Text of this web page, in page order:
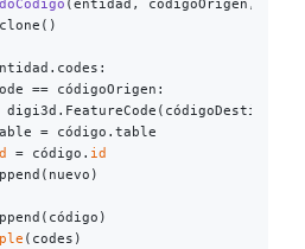
( entidad, códigoOrigen,
== códigoOrigen:
= código.table
= código. id
(codes)